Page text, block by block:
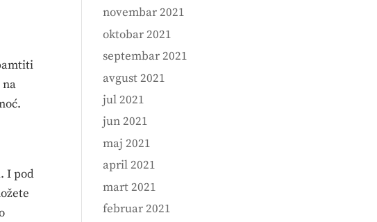
na
I pod
novembar 2021
oktobar 2021
septembar 2021
avgust 2021
jul 2021
jun 2021
maj 2021
april 2021
mart 2021
februar 2021